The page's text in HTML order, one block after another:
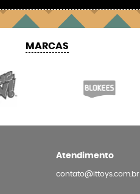
MARCAS
Atendimento
contato@ittoys.com.br